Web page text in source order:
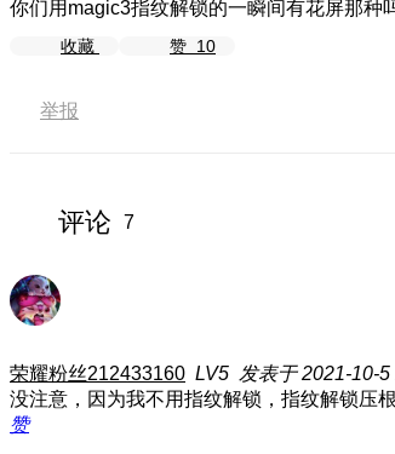
你们用magic3指纹解锁的一瞬间有花屏那种
收藏 赞 10
举报
评论 7
荣耀粉丝212433160 LV5 发表于 2021-10-5
没注意，因为我不用指纹解锁，指纹解锁压
赞